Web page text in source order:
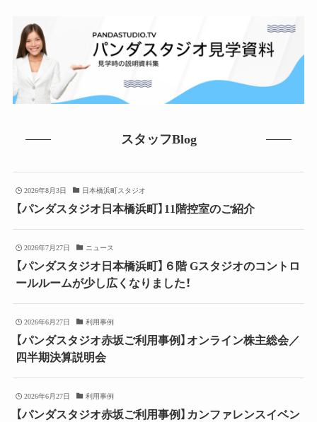
スタッフBlog
2026年8月3日 日本橋浜町スタジオ
【パンダスタジオ日本橋浜町】11階控室のご紹介
2026年7月27日 ニュース
【パンダスタジオ日本橋浜町】６階 Gスタジオのコントロ
ールルームが少し広くなりました！
2026年6月27日 利用事例
【パンダスタジオ赤坂ご利用事例】オンライン株主総会／
四半期決算説明会
2026年6月27日 利用事例
【パンダスタジオ赤坂ご利用事例】カンファレンスイベン